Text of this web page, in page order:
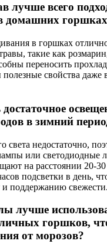
лучше всего
домашних
в горшках
такие как
переносить
свойства даже
в зимний
света недостаточно,
или светодиодные
на расстоянии 20-
подсветки в день,
и поддержанию свежести.
лучше
горшков,
от морозов?